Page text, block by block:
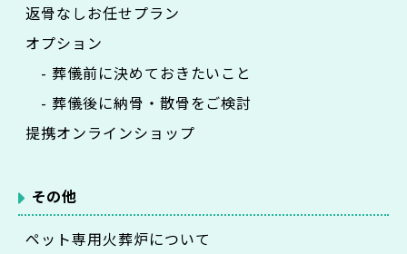
返骨なしお任せプラン
オプション
- 葬儀前に決めておきたいこと
- 葬儀後に納骨・散骨をご検討
提携オンラインショップ
その他
ペット専用火葬炉について